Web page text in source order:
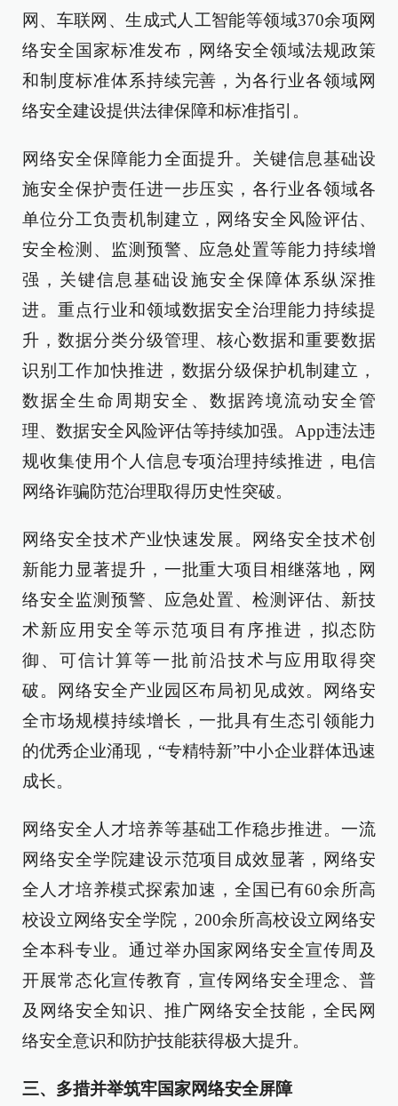
网、车联网、生成式人工智能等领域370余项网
络安全国家标准发布，网络安全领域法规政策
和制度标准体系持续完善，为各行业各领域网
络安全建设提供法律保障和标准指引。
网络安全保障能力全面提升。关键信息基础设
施安全保护责任进一步压实，各行业各领域各
单位分工负责机制建立，网络安全风险评估、
安全检测、监测预警、应急处置等能力持续增
强，关键信息基础设施安全保障体系纵深推
进。重点行业和领域数据安全治理能力持续提
升，数据分类分级管理、核心数据和重要数据
识别工作加快推进，数据分级保护机制建立，
数据全生命周期安全、数据跨境流动安全管
理、数据安全风险评估等持续加强。App违法违
规收集使用个人信息专项治理持续推进，电信
网络诈骗防范治理取得历史性突破。
网络安全技术产业快速发展。网络安全技术创
新能力显著提升，一批重大项目相继落地，网
络安全监测预警、应急处置、检测评估、新技
术新应用安全等示范项目有序推进，拟态防
御、可信计算等一批前沿技术与应用取得突
破。网络安全产业园区布局初见成效。网络安
全市场规模持续增长，一批具有生态引领能力
的优秀企业涌现，“专精特新”中小企业群体迅速
成长。
网络安全人才培养等基础工作稳步推进。一流
网络安全学院建设示范项目成效显著，网络安
全人才培养模式探索加速，全国已有60余所高
校设立网络安全学院，200余所高校设立网络安
全本科专业。通过举办国家网络安全宣传周及
开展常态化宣传教育，宣传网络安全理念、普
及网络安全知识、推广网络安全技能，全民网
络安全意识和防护技能获得极大提升。
三、多措并举筑牢国家网络安全屏障